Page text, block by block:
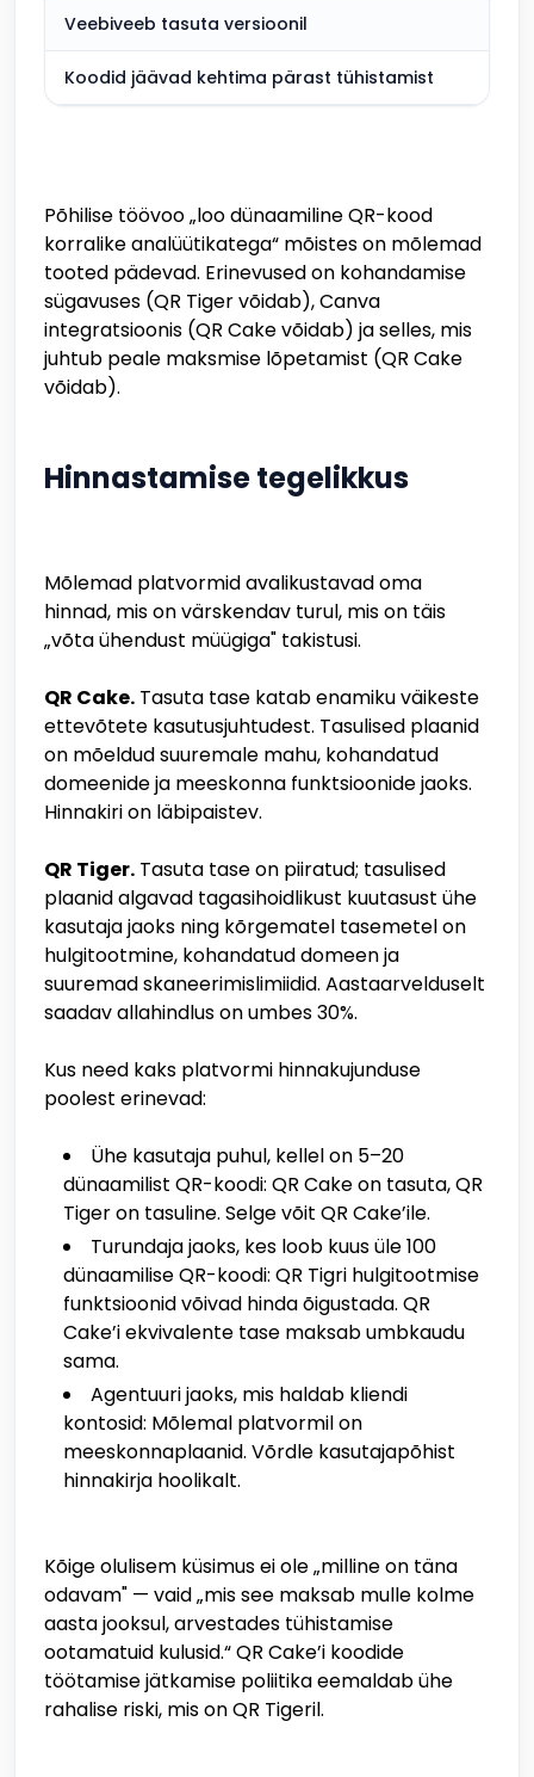
Veebiveeb tasuta versioonil
Koodid jäävad kehtima pärast tühistamist
Põhilise töövoo „loo dünaamiline QR-kood
korralike analüütikatega“ mõistes on mõlemad
tooted pädevad. Erinevused on kohandamise
sügavuses (QR Tiger võidab), Canva
integratsioonis (QR Cake võidab) ja selles, mis
juhtub peale maksmise lõpetamist (QR Cake
võidab).
Hinnastamise tegelikkus
Mõlemad platvormid avalikustavad oma
hinnad, mis on värskendav turul, mis on täis
„võta ühendust müügiga" takistusi.
QR Cake. Tasuta tase katab enamiku väikeste
ettevõtete kasutusjuhtudest. Tasulised plaanid
on mõeldud suuremale mahu, kohandatud
domeenide ja meeskonna funktsioonide jaoks.
Hinnakiri on läbipaistev.
QR Tiger. Tasuta tase on piiratud; tasulised
plaanid algavad tagasihoidlikust kuutasust ühe
kasutaja jaoks ning kõrgematel tasemetel on
hulgitootmine, kohandatud domeen ja
suuremad skaneerimislimiidid. Aastaarvelduselt
saadav allahindlus on umbes 30%.
Kus need kaks platvormi hinnakujunduse
poolest erinevad:
Ühe kasutaja puhul, kellel on 5–20
dünaamilist QR-koodi: QR Cake on tasuta, QR
Tiger on tasuline. Selge võit QR Cake’ile.
Turundaja jaoks, kes loob kuus üle 100
dünaamilise QR-koodi: QR Tigri hulgitootmise
funktsioonid võivad hinda õigustada. QR
Cake’i ekvivalente tase maksab umbkaudu
sama.
Agentuuri jaoks, mis haldab kliendi
kontosid: Mõlemal platvormil on
meeskonnaplaanid. Võrdle kasutajapõhist
hinnakirja hoolikalt.
Kõige olulisem küsimus ei ole „milline on täna
odavam" — vaid „mis see maksab mulle kolme
aasta jooksul, arvestades tühistamise
ootamatuid kulusid.“ QR Cake’i koodide
töötamise jätkamise poliitika eemaldab ühe
rahalise riski, mis on QR Tigeril.